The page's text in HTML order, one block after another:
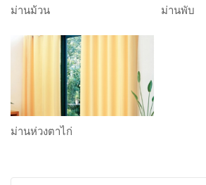
ม่านม้วน ม่านพับ
ม่านห่วงตาไก่